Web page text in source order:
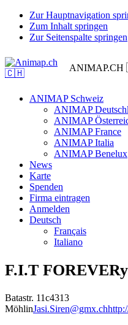
Zur Hauptnavigation
Zum Inhalt springen
Zur Seitenspalte springen
ANIMAP Schweiz
ANIMAP
ANIMAP
ANIMAP France
ANIMAP Italia
ANIMAP Benelux
News
Karte
Spenden
Firma eintragen
Anmelden
Deutsch
Français
Italiano
F.I.T
Batastr. 11c4313
MöhlinJasi.Siren@gmx.ch